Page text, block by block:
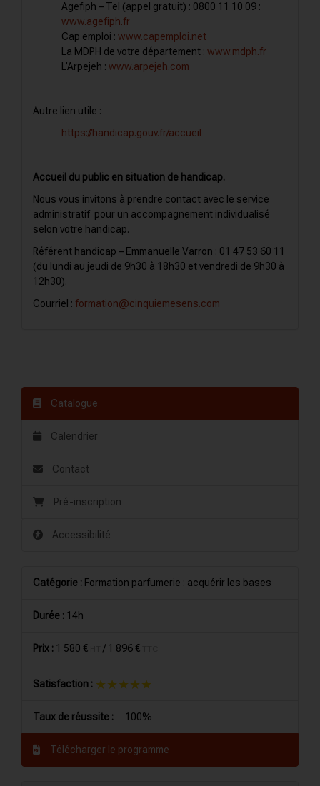
Agefiph – Tel (appel gratuit) : 0800 11 10 09 :
www.agefiph.fr
Cap emploi : www.capemploi.net
La MDPH de votre département : www.mdph.fr
L’Arpejeh : www.arpejeh.com
Autre lien utile :
https://handicap.gouv.fr/accueil
Accueil du public en situation de handicap.
Nous vous invitons à prendre contact avec le service
administratif pour un accompagnement individualisé
selon votre handicap.
Référent handicap – Emmanuelle Varron : 01 47 53 60 11
(du lundi au jeudi de 9h30 à 18h30 et vendredi de 9h30 à
12h30).
Courriel : formation@cinquiemesens.com
Catalogue
Calendrier
Contact
Pré-inscription
Accessibilité
Catégorie : Formation parfumerie : acquérir les bases
Durée : 14h
Prix : 1 580 € /1 896 €
Satisfaction : ★★★★★
★★★★★
Taux de réussite : 100%
Télécharger le programme